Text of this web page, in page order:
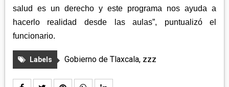
salud es un derecho y este programa nos ayuda a
hacerlo realidad desde las aulas”, puntualizó el
funcionario.
Labels Gobierno de Tlaxcala, zzz